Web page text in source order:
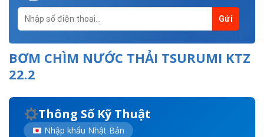
BƠM CHÌM NƯỚC THẢI TSURUMI KTZ
22.2
Thông Số Kỹ Thuật
Nhập khẩu Nhật Bản